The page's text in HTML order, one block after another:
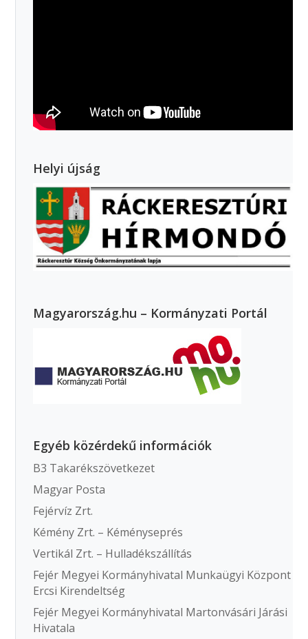
Helyi újság
Magyarország.hu – Kormányzati Portál
Egyéb közérdekű információk
B3 Takarékszövetkezet
Magyar Posta
Fejérvíz Zrt.
Kémény Zrt. – Kéményseprés
Vertikál Zrt. – Hulladékszállítás
Fejér Megyei Kormányhivatal Munkaügyi Központ
Ercsi Kirendeltség
Fejér Megyei Kormányhivatal Martonvásári Járási
Hivatala